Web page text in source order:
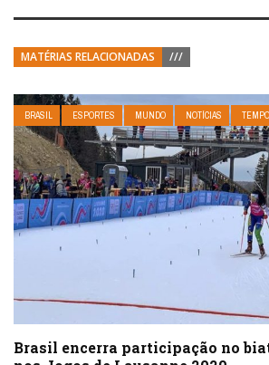
MATÉRIAS RELACIONADAS ///
BRASIL ESPORTES MUNDO NOTÍCIAS
Brasil encerra participação no